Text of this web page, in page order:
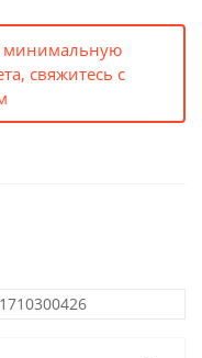
минимальную
свяжитесь с